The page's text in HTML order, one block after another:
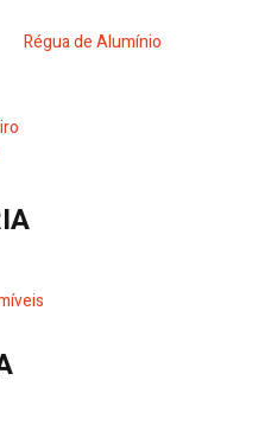
Régua de Alumínio